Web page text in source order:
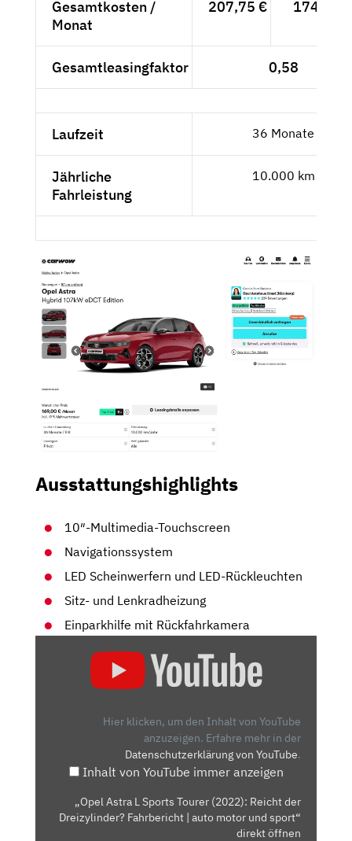
Gesamtkosten /
Monat
207,75 € 174,58 €
Gesamtleasingfaktor 0,58
Laufzeit 36 Monate
Jährliche
Fahrleistung
10.000 km
Ausstattungshighlights
10″-Multimedia-Touchscreen
Navigationssystem
LED Scheinwerfern und LED-Rückleuchten
Sitz- und Lenkradheizung
Einparkhilfe mit Rückfahrkamera
DREIZYLINDER?
FAHRBERICHT
Hier klicken, um den Inhalt von YouTube
anzuzeigen. Erfahre mehr in der
Datenschutzerklärung von YouTube.
Inhalt von YouTube immer anzeigen
„Opel Astra L Sports Tourer (2022): Reicht der
Dreizylinder? Fahrbericht | auto motor und sport“
direkt öffnen